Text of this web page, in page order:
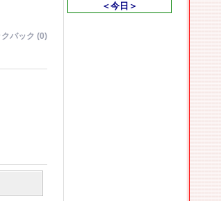
クバック (0)
＜今日＞